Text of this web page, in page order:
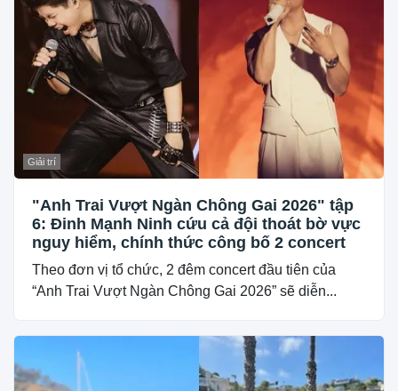
Giải trí
"Anh Trai Vượt Ngàn Chông Gai 2026" tập
6: Đinh Mạnh Ninh cứu cả đội thoát bờ vực
nguy hiểm, chính thức công bố 2 concert
Theo đơn vị tổ chức, 2 đêm concert đầu tiên của
“Anh Trai Vượt Ngàn Chông Gai 2026” sẽ diễn...